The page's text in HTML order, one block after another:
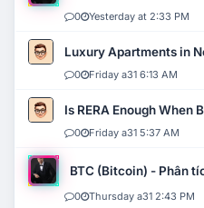
0 Yesterday at 2:33 PM
Luxury Apartments in
0 Friday a31 6:13 AM
Is RERA Enough When
0 Friday a31 5:37 AM
BTC (Bitcoin) - Phân
0 Thursday a31 2:43 PM